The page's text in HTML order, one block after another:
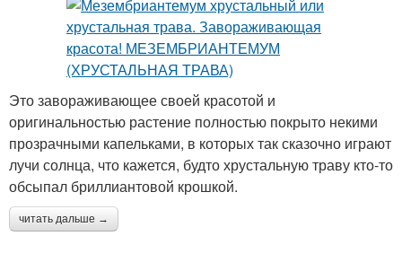
Это завораживающее своей красотой и
оригинальностью растение полностью покрыто некими
прозрачными капельками, в которых так сказочно играют
лучи солнца, что кажется, будто хрустальную траву кто-то
обсыпал бриллиантовой крошкой.
читать дальше →